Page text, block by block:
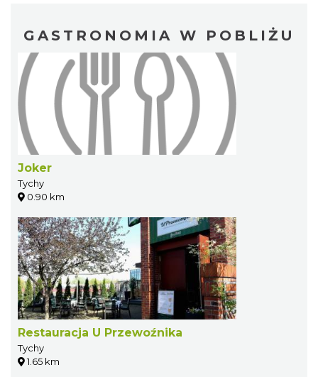
GASTRONOMIA W POBLIŻU
Joker
Tychy
0.90 km
Restauracja U Przewoźnika
Tychy
1.65 km